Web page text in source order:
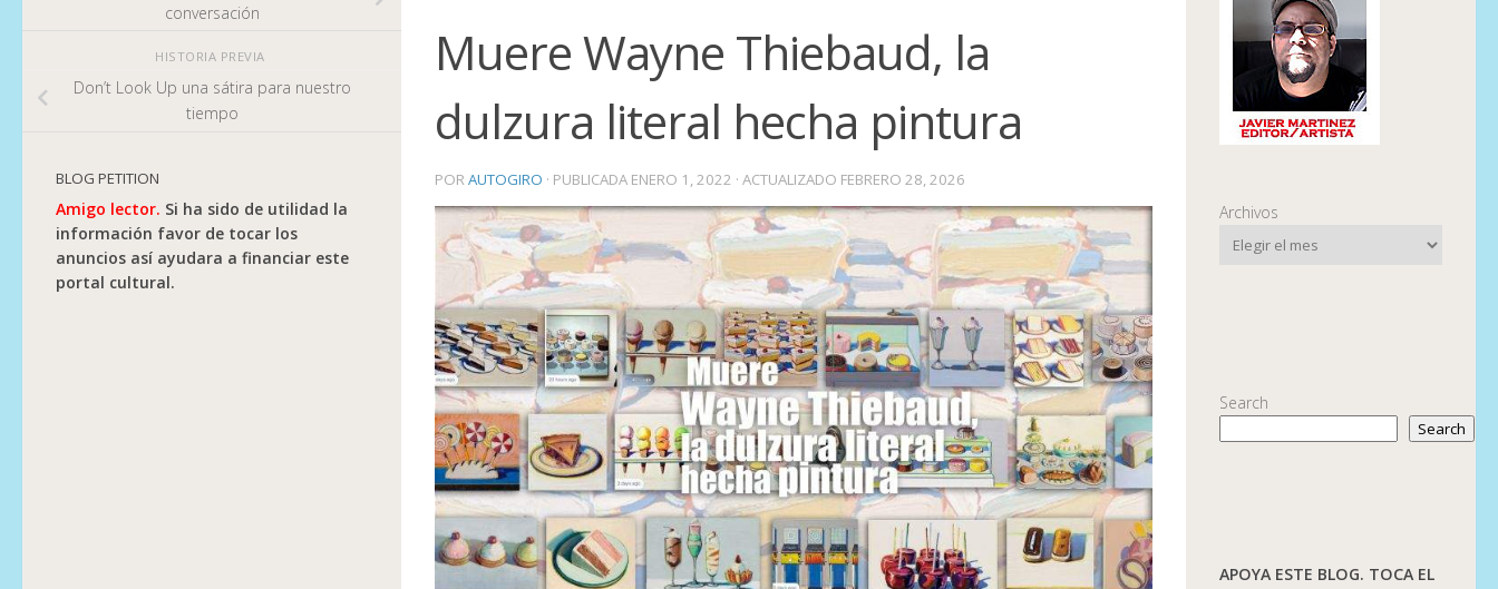
Muere Wayne Thiebaud, la
dulzura literal hecha pintura
PORAUTOGIRO · PUBLICADA ENERO 1, 2022 · ACTUALIZADO FEBRERO 28, 2026
conversación
HISTORIA PREVIA
Don’t Look Up una sátira para nuestro
tiempo
BLOG PETITION
Amigo lector. Si ha sido de utilidad la
información favor de tocar los
anuncios así ayudara a financiar este
portal cultural.
Archivos
Search
Search
APOYA ESTE BLOG. TOCA EL